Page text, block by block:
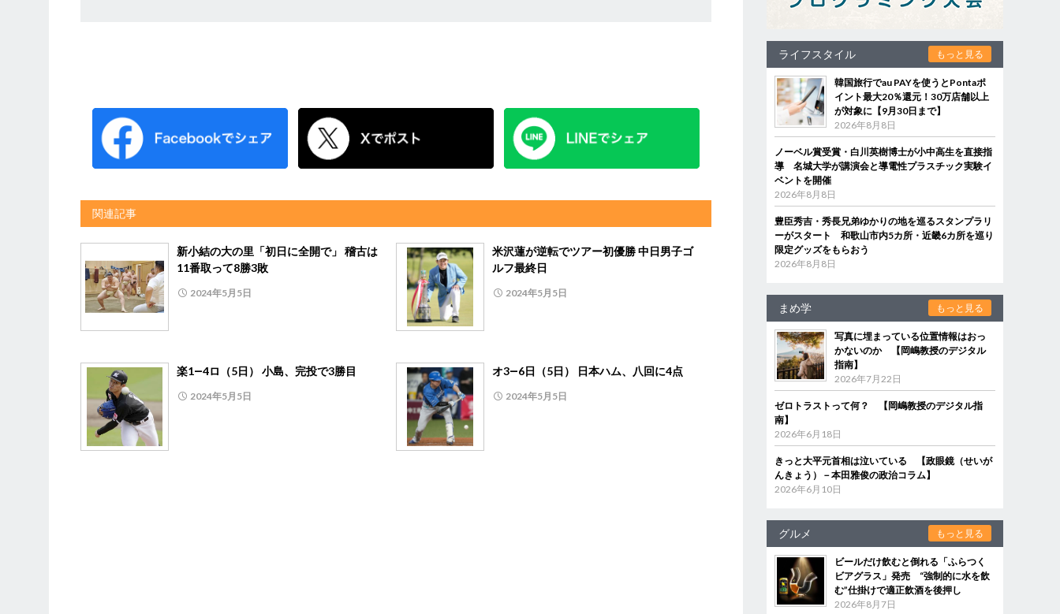
関連記事
新小結の大の里「初日に全開で」 稽古は
11番取って8勝3敗
2024年5月5日
米沢蓮が逆転でツアー初優勝 中日男子ゴ
ルフ最終日
2024年5月5日
楽1―4ロ（5日） 小島、完投で3勝目
2024年5月5日
オ3―6日（5日） 日本ハム、八回に4点
2024年5月5日
ライフスタイル もっと見る
韓国旅行でau PAYを使うとPontaポ
イント最大20％還元！30万店舗以上
が対象に【9月30日まで】
2026年8月8日
ノーベル賞受賞・白川英樹博士が小中高生を直接指
導 名城大学が講演会と導電性プラスチック実験イ
ベントを開催
2026年8月8日
豊臣秀吉・秀長兄弟ゆかりの地を巡るスタンプラリ
ーがスタート 和歌山市内5カ所・近畿6カ所を巡り
限定グッズをもらおう
2026年8月8日
まめ学 もっと見る
写真に埋まっている位置情報はおっ
かないのか 【岡嶋教授のデジタル
指南】
2026年7月22日
ゼロトラストって何？ 【岡嶋教授のデジタル指
南】
2026年6月18日
きっと大平元首相は泣いている 【政眼鏡（せいが
んきょう）－本田雅俊の政治コラム】
2026年6月10日
グルメ もっと見る
ビールだけ飲むと倒れる「ふらつく
ビアグラス」発売 “強制的に水を飲
む”仕掛けで適正飲酒を後押し
2026年8月7日